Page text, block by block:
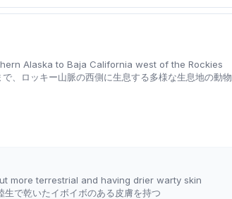
Alaska to Baja California west of the Rockies
、ロッキー山脈の西側に生息する多様な生息地の動物
more terrestrial and having drier warty skin
で乾いたイボイボのある皮膚を持つ